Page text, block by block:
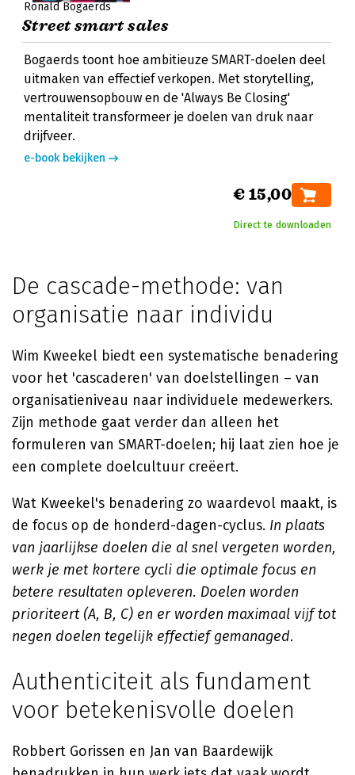
Ronald Bogaerds
Street smart sales
Bogaerds toont hoe ambitieuze SMART-doelen deel
uitmaken van effectief verkopen. Met storytelling,
vertrouwensopbouw en de 'Always Be Closing'
mentaliteit transformeer je doelen van druk naar
drijfveer.
e-book bekijken
€ 15,00
Direct te downloaden
De cascade-methode: van
organisatie naar individu
Wim Kweekel biedt een systematische benadering
voor het 'cascaderen' van doelstellingen – van
organisatieniveau naar individuele medewerkers.
Zijn methode gaat verder dan alleen het
formuleren van SMART-doelen; hij laat zien hoe je
een complete doelcultuur creëert.
Wat Kweekel's benadering zo waardevol maakt, is
de focus op de honderd-dagen-cyclus. In plaats
van jaarlijkse doelen die al snel vergeten worden,
werk je met kortere cycli die optimale focus en
betere resultaten opleveren. Doelen worden
prioriteert (A, B, C) en er worden maximaal vijf tot
negen doelen tegelijk effectief gemanaged.
Authenticiteit als fundament
voor betekenisvolle doelen
Robbert Gorissen en Jan van Baardewijk